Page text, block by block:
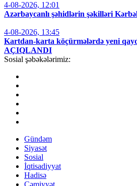
4-08-2026, 12:01
Azərbaycanlı şəhidlərin şəkilləri
4-08-2026, 13:45
Kartdan-karta köçürmələrdə yeni
AÇIQLANDI
Sosial şəbəkələrimiz:
Gündəm
Siyasət
Sosial
İqtisadiyyat
Hadisə